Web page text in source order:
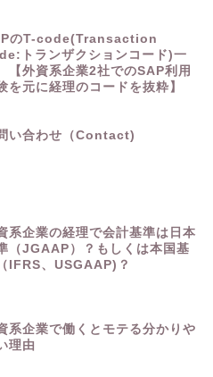
のT-code(Transaction
トランザクションコード)一
外資系企業2社でのSAP利用
を元に経理のコードを抜粋】
い合わせ（Contact)
系企業の経理で会計基準は日本
（JGAAP）？もしくは本国基
IFRS、USGAAP)？
系企業で働くとモテる分かりや
理由